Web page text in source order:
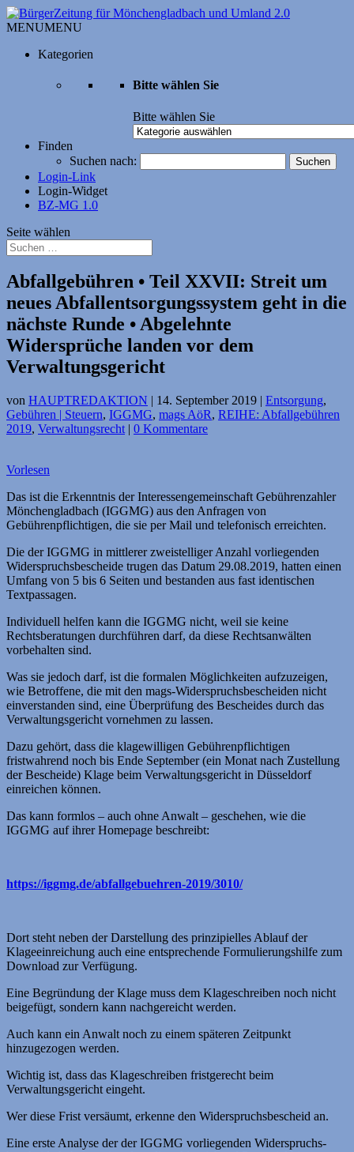
MENUMENU
Kategorien
Bitte wählen Sie
Bitte wählen Sie
Finden
Suchen nach:
Login-Link
Login-Widget
BZ-MG 1.0
Seite wählen
Abfallgebühren • Teil XXVII: Streit um
neues Abfallent­sorgungssystem geht in die
nächste Runde • Abgelehnte
Widersprüche landen vor dem
Verwaltungsgericht
von HAUPTREDAKTION | 14. September 2019 | Entsorgung,
Gebühren | Steuern, IGGMG, mags AöR, REIHE: Abfallgebühren
2019, Verwaltungsrecht | 0 Kommentare
Vorlesen
Das ist die Erkenntnis der Interessengemeinschaft Gebührenzahler
Mönchengladbach (IGGMG) aus den Anfragen von
Gebührenpflichtigen, die sie per Mail und telefonisch erreichten.
Die der IGGMG in mittlerer zweistelliger Anzahl vorliegenden
Widerspruchsbescheide trugen das Datum 29.08.2019, hatten einen
Umfang von 5 bis 6 Seiten und bestanden aus fast identischen
Textpassagen.
Individuell helfen kann die IGGMG nicht, weil sie keine
Rechtsberatungen durchführen darf, da diese Rechtsanwälten
vorbehalten sind.
Was sie jedoch darf, ist die formalen Möglichkeiten aufzuzeigen,
wie Betroffene, die mit den mags-Widerspruchsbescheiden nicht
einverstanden sind, eine Überprüfung des Bescheides durch das
Verwaltungsgericht vornehmen zu lassen.
Dazu gehört, dass die klagewilligen Gebührenpflichtigen
fristwahrend noch bis Ende September (ein Monat nach Zustellung
der Bescheide) Klage beim Verwaltungsgericht in Düsseldorf
einreichen können.
Das kann formlos – auch ohne Anwalt – geschehen, wie die
IGGMG auf ihrer Homepage beschreibt:
https://iggmg.de/abfallgebuehren-2019/3010/
Dort steht neben der Darstellung des prinzipielles Ablauf der
Klageeinreichung auch eine entsprechende Formulierungs­hilfe zum
Download zur Verfügung.
Eine Begründung der Klage muss dem Klageschreiben noch nicht
beigefügt, sondern kann nachgereicht werden.
Auch kann ein Anwalt noch zu einem späteren Zeitpunkt
hinzugezogen werden.
Wichtig ist, dass das Klage­schreiben fristgerecht beim
Verwaltungsgericht eingeht.
Wer diese Frist versäumt, erkenne den Widerspruchs­bescheid an.
Eine erste Analyse der der IGGMG vorliegenden Widerspruchs­